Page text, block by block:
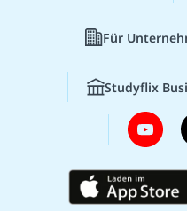
Für
Studyflix